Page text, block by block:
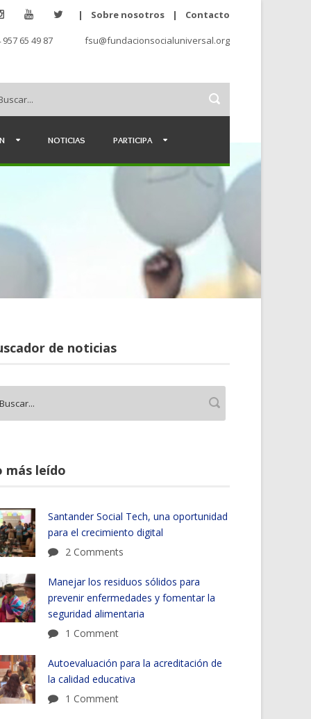
| Sobre nosotros | Contacto
65 49 87 fsu@fundacionsocialuniversal.org
NOTICIAS PARTICIPA
de noticias
más leído
Santander Social Tech, una oportunidad
para el crecimiento digital
2 Comments
Manejar los residuos sólidos para
prevenir enfermedades y fomentar la
seguridad alimentaria
1 Comment
Autoevaluación para la acreditación de
la calidad educativa
1 Comment